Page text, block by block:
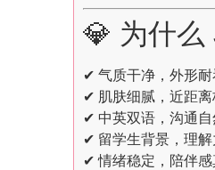
💎 为什么
✔ 气质干净，外形耐
✔ 肌肤细腻，近距
✔ 中英双语，沟通自
✔ 留学生背景，理解
✔ 情绪稳定，陪伴感